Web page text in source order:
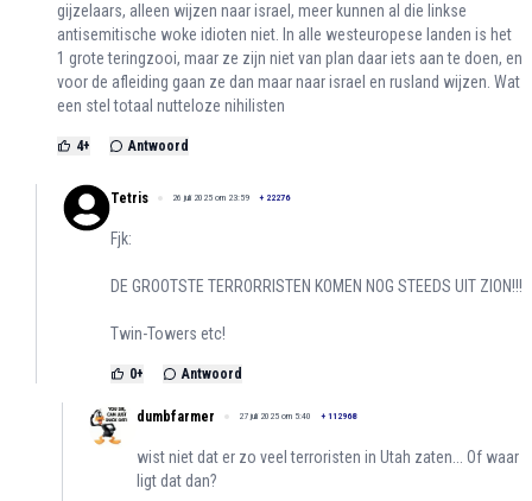
gijzelaars, alleen wijzen naar israel, meer kunnen al die linkse
antisemitische woke idioten niet. In alle westeuropese landen is het
1 grote teringzooi, maar ze zijn niet van plan daar iets aan te doen, en
voor de afleiding gaan ze dan maar naar israel en rusland wijzen. Wat
een stel totaal nutteloze nihilisten
4+ Antwoord
Tetris 26 juli 2025 om 23:59 + 22276
Fjk:
DE GROOTSTE TERRORRISTEN KOMEN NOG STEEDS UIT ZION!!!
Twin-Towers etc!
0+ Antwoord
dumbfarmer 27 juli 2025 om 5:40 + 112968
wist niet dat er zo veel terroristen in Utah zaten... Of waar
ligt dat dan?